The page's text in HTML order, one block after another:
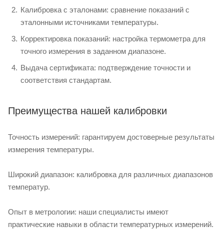
Калибровка с эталонами: сравнение показаний с
эталонными источниками температуры.
Корректировка показаний: настройка термометра для
точного измерения в заданном диапазоне.
Выдача сертификата: подтверждение точности и
соответствия стандартам.
Преимущества нашей калибровки
Точность измерений: гарантируем достоверные результаты
измерения температуры.
Широкий диапазон: калибровка для различных диапазонов
температур.
Опыт в метрологии: наши специалисты имеют
практические навыки в области температурных измерений.